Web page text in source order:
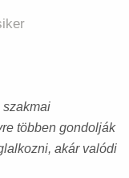
szakmai
többen gondolják
akár valódi